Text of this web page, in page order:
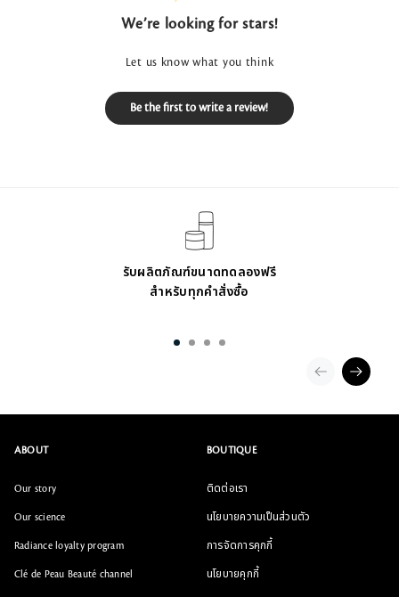
We’re looking for stars!
Let us know what you think
Be the first to write a review!
รับผลิตภัณฑ์ขนาดทดลองฟรี
สำหรับทุกคำสั่งซื้อ
ABOUT
Our story
Our science
Radiance loyalty program
Clé de Peau Beauté channel
BOUTIQUE
ติดต่อเรา
นโยบายความเป็นส่วนตัว
การจัดการคุกกี้
นโยบายคุกกี้